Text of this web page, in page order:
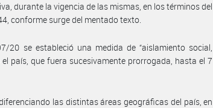
durante la vigencia de las mismas, en los términos del
conforme surge del mentado texto.
20 se estableció una medida de “aislamiento social,
país, que fuera sucesivamente prorrogada, hasta el 7
las distintas áreas geográficas del país, en